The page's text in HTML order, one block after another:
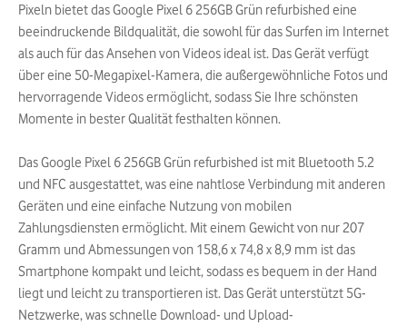
Pixeln bietet das Google Pixel 6 256GB Grün refurbished eine
beeindruckende Bildqualität, die sowohl für das Surfen im Internet
als auch für das Ansehen von Videos ideal ist. Das Gerät verfügt
über eine 50-Megapixel-Kamera, die außergewöhnliche Fotos und
hervorragende Videos ermöglicht, sodass Sie Ihre schönsten
Momente in bester Qualität festhalten können.
Das Google Pixel 6 256GB Grün refurbished ist mit Bluetooth 5.2
und NFC ausgestattet, was eine nahtlose Verbindung mit anderen
Geräten und eine einfache Nutzung von mobilen
Zahlungsdiensten ermöglicht. Mit einem Gewicht von nur 207
Gramm und Abmessungen von 158,6 x 74,8 x 8,9 mm ist das
Smartphone kompakt und leicht, sodass es bequem in der Hand
liegt und leicht zu transportieren ist. Das Gerät unterstützt 5G-
Netzwerke, was schnelle Download- und Upload-